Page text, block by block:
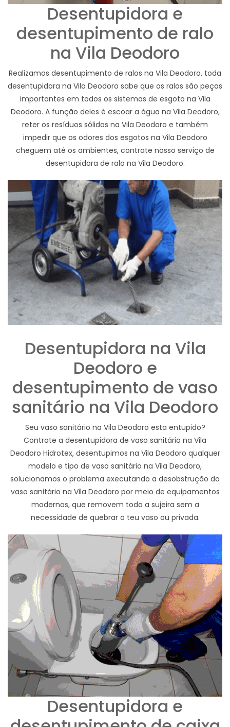
Desentupidora e
desentupimento de ralo
na Vila Deodoro
Realizamos desentupimento de ralos na Vila Deodoro, toda
desentupidora na Vila Deodoro sabe que os ralos são peças
importantes em todos os sistemas de esgoto na Vila
Deodoro. A função deles é escoar a água na Vila Deodoro,
reter os resíduos sólidos na Vila Deodoro e também
impedir que os odores dos esgotos na Vila Deodoro
cheguem até os ambientes, contrate nosso serviço de
desentupidora de ralo na Vila Deodoro.
Desentupidora na Vila
Deodoro e
desentupimento de vaso
sanitário na Vila Deodoro
Seu vaso sanitário na Vila Deodoro esta entupido?
Contrate a desentupidora de vaso sanitário na Vila
Deodoro Hidrotex, desentupimos na Vila Deodoro qualquer
modelo e tipo de vaso sanitário na Vila Deodoro,
solucionamos o problema executando a desobstrução do
vaso sanitário na Vila Deodoro por meio de equipamentos
modernos, que removem toda a sujeira sem a
necessidade de quebrar o teu vaso ou privada.
Desentupidora e